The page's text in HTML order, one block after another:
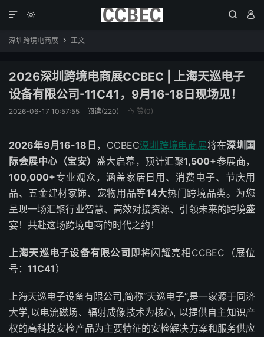
  

深圳跨境电商展  正文
2026深圳跨境电商展CCBEC | 上海天巡电子
设备有限公司-11C41，9月16-18日现场见！
2026-06-17 10:57:55 阅读(220)  赞(0)
2026年9月16-18日 ，CCBEC深圳跨境电商展将在深圳国
际会展中心（宝安） 盛大启幕，预计汇聚1,500+参展商，
100,000+专业观众，涵盖家居日用、消费电子、节庆用
品、五金建材家饰、宠物用品等14大热门跨境品类。为您
呈现一场汇聚行业智慧、高效对接资源、引领未来的跨境盛
宴！共赴这场跨境电商的时代之约！
上海天巡电子设备有限公司 即将闪耀亮相CCBEC（展位
号： 11C41）
上海天巡电子设备有限公司,简称“天巡电子”,是一家源于同济
大学,以电流磁场、辐射成像技术为核心, 以提供自主知识产
权的高科技安检产品为主要特征的安检解决方案和服务供应